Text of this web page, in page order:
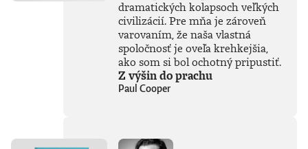
dramatických kolapsoch veľkých
civilizácií. Pre mňa je zároveň
varovaním, že naša vlastná
spoločnosť je oveľa krehkejšia,
ako som si bol ochotný pripustiť.
Z výšin do prachu
Paul Cooper